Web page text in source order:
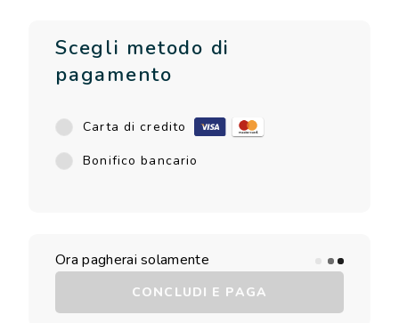
Scegli metodo di
pagamento
Carta di credito
Bonifico bancario
Ora pagherai solamente
CONCLUDI E PAGA